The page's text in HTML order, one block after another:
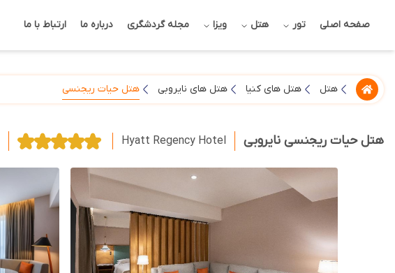
صفحه اصلی تور هتل ویزا مجله گردشگری درباره ما ارتباط با ما
هتل هتل های کنیا هتل های نایروبی هتل حیات ریجنسی
هتل حیات ریجنسی نایروبی Hyatt Regency Hotel